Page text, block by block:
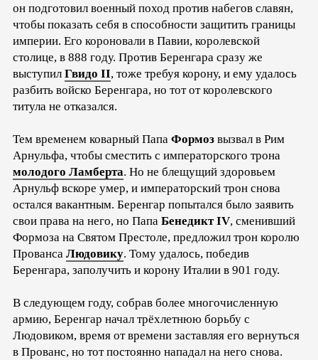
он подготовил военный поход против набегов славян,
чтобы показать себя в способности защитить границы
империи. Его короновали в Павии, королевской
столице, в 888 году. Против Беренгара сразу же
выступил Гвидо II, тоже требуя корону, и ему удалось
разбить войско Беренгара, но тот от королевского
титула не отказался.
Тем временем коварный Папа Формоз вызвал в Рим
Арнульфа, чтобы сместить с императорского трона
молодого Ламберта. Но не блещущий здоровьем
Арнульф вскоре умер, и императорский трон снова
остался вакантным. Беренгар попытался было заявить
свои права на него, но Папа Бенедикт IV, сменивший
Формоза на Святом Престоле, предложил трон королю
Прованса Людовику. Тому удалось, победив
Беренгара, заполучить и корону Италии в 901 году.
В следующем году, собрав более многочисленную
армию, Беренгар начал трёхлетнюю борьбу с
Людовиком, время от времени заставляя его вернуться
в Прованс, но тот постоянно нападал на него снова.